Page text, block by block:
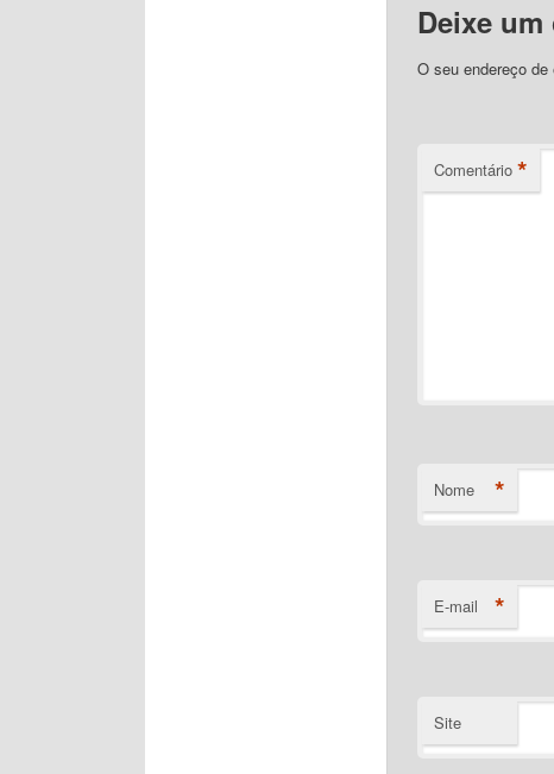
Deixe
O seu endereço
Comentário *
Nome *
E-mail *
Site